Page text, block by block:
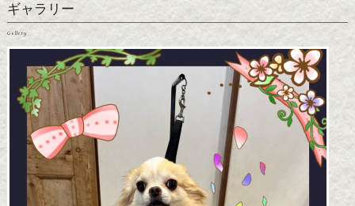
ギャラリー
Gallery